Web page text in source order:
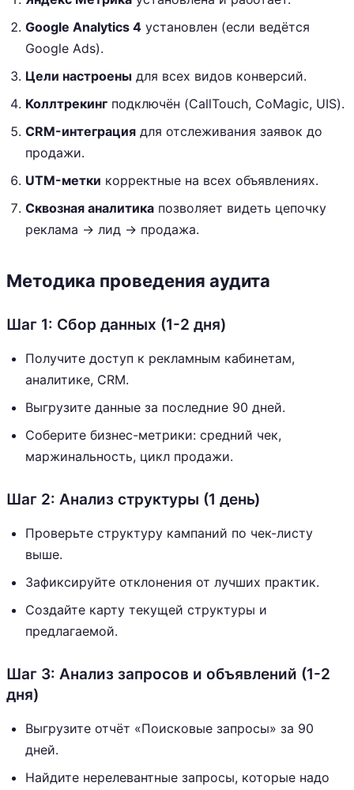
Google Analytics 4 установлен (если ведётся
Google Ads).
Цели настроены для всех видов конверсий.
Коллтрекинг подключён (CallTouch, CoMagic, UIS).
CRM-интеграция для отслеживания заявок до
продажи.
UTM-метки корректные на всех объявлениях.
Сквозная аналитика позволяет видеть цепочку
реклама → лид → продажа.
Методика проведения аудита
Шаг 1: Сбор данных (1-2 дня)
Получите доступ к рекламным кабинетам,
аналитике, CRM.
Выгрузите данные за последние 90 дней.
Соберите бизнес-метрики: средний чек,
маржинальность, цикл продажи.
Шаг 2: Анализ структуры (1 день)
Проверьте структуру кампаний по чек-листу
выше.
Зафиксируйте отклонения от лучших практик.
Создайте карту текущей структуры и
предлагаемой.
Шаг 3: Анализ запросов и объявлений (1-2
дня)
Выгрузите отчёт «Поисковые запросы» за 90
дней.
Найдите нерелевантные запросы, которые надо